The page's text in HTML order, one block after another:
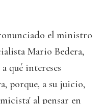
el ministro
Mario Bedera,
qué intereses
porque, a su juicio,
al pensar en